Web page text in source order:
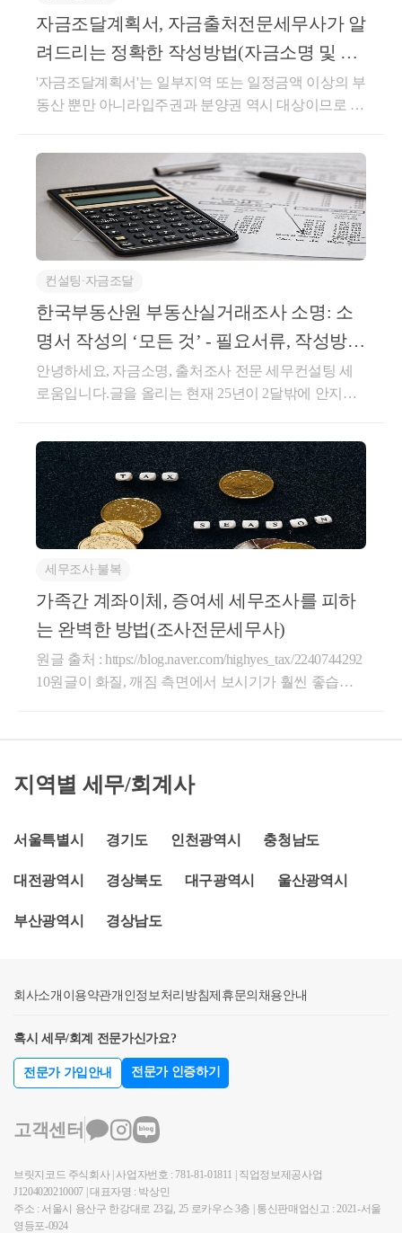
자금조달계획서, 자금출처전문세무사가 알
려드리는 정확한 작성방법(자금소명 및 자
금출처조사 대비)
'자금조달계획서'는 일부지역 또는 일정금액 이상의 부
동산 뿐만 아니라입주권과 분양권 역시 대상이므로 분
입니다.과거에 비해 규제가 강화되고 부동산의 금액이
크게 상승하면서 자금조달계획서의제출대상의 범위
가 넓어졌으며, 자금조달계획서를부동산 거래 소명 및
자금출처조사의 근거자료로 활용되고 있기 때문에출
처금액 산정과 분류에 따른 정확한 작성이 중요합니
다.이번 글은 자금조달계획서제출 의무를 위한자금조
달계획서대상, 자금조달계획서작성방법과 유의사항
등에 대한 내용이며, 세로움에서 집필한책 「코인과
발췌한 글입니다.https://search.shopping.naver.com/book/c
atalog/46406818625?cat_id=50005825&amp;frm=PBOKM
OD&amp;query=%EC%BD%94%EC%9D%B8%EA%B
8%EB%A6%AC%EA%B3%A0+%EC%9E%90%EA%B
8%88%EC%B6%9C%EC%B2%98%EC%A1%B0%EC%
82%AC+%EC%9D%B4%EC%95%BC%EA%B8%B0&a
mp;NaPm=ct%3Dluc457r4%7Cci%3D373b71e062d1be1e3
cefcf340799a0810787fa3f%7Ctr%3Dboknx%7Csn%3D956
94%7Chk%3D8dc58aa6a4d927abc8026a18f61ae362d8320
fe1코인과 세금, 그리고 자금출처조사 이야기 : 네이버
도서네이버 도서 상세정보를 제공합니다.search.shoppi
ng.naver.com1. 자금조달계획서 제출대상 및 작성방법
다음의 거래를 하는 경우 부동산 취득자금 조달 내용
을 구체적으로 기재하는‘주택취득자금 조달 및 입주계
획서’를 작성하여 제출해야 합니다.분양권·입주권의
주택 거래4모든 법인 주택 거래현재 투기과열지구와
것으로 해당 지역에 소재하는 주택을 취득할때 1,2에
지역에서 주택을 취득할때는 3에 따라 6억원이 넘는
주택을 취득할때 자금조달계획서를 제출해야 합니다
출 요구 및 소명을 요구할 수 있도록 「부동산거래신
련 증빙자료를 통해 재산을 취득할 능력 또는 부채를
상환할 능력이 있는지를 판단하며,자금조달계획서 및
증빙자료가 실제와 다른 경우 취득자는 소명요청을 받
을 수 있습니다. 따라서 중요한 것은 자금조달계획서
제출 단계에서 각 취득자금의 출처를 정리하고 명확하
입니다. 또한 자금출처조사공동명의의 경우 각각 출처
금액에 대한 작성이 이루어져야 하는데 이부분은 아래
에서 설명드리고 있습니다.사례1) 주식 또는 코인 매매
컨설팅∙자금조달
한국부동산원 부동산실거래조사 소명: 소
명서 작성의 ‘모든 것’ - 필요서류, 작성방
법, 소명내용, 자금조달계
안녕하세요, 자금소명, 출처조사 전문 세무컨설팅 세
로움입니다.글을 올리는 현재 25년이 2달밖에 안지났
산실거래조사 소명’을 대행해드리고 있습니다.Previou
s imageNext imagePrevious imageNext image저희가 상담
을 통해서 직접 대응하실 수 있도록 가이드 라인을 모
두 제시해드리고 있고, 필요시 소명대응까지 모두 진
행해드리고 있는데요, 실제 상담을 할때주변에서 잘못
된 정보를 듣고 오시는 분들이 많이 계십니다.그래서
오늘은 거래신고소명과 관련하여 많이오해하시는 내
용들에 대해 정정해드리고,실제 소명내용에 들어가야
다.잘못된 내용으로 소명을 하시거나 소명내용이 불충
분하다면자금출처조사의 대상이 될 수 있기 때문에사
례에 맞게 정확한 내용으로 소명하는 것이 매우 중요
합니다.지난 글에서는 실제 소명대응사례를 위주로 자
세히 설명드렸으니 참고해보시면 좋을 것 같습니다.한
례” - 소명서 작성 방법 및 대응방안(자금소명 전문세
로움입니다. 부동산을 취득하신 분들 중에서는 한국부
원의 부동산실거래조사 소명에 대해서 설명드리기 전
대부분은 자금조달계획서를 쓰셨을거에요. 조달계획
대상이 되지 않도록 하는 첫 번째 단추입니다.&lt;1&gt;
작성 방법자금조달계획서를 보시면 구체적인 작성방
법이 친절하게 설명되어 있진 않습니다.예를들어 부동
에 처분대금을 써야하는 것으로 유추가 가능합니다.그
을 상환했다면, 처분대금에는 10억원을 기재할까요?
아니면 취득에 사용 가능한 5억원을 쓰는게 맞을까요?
만약 기존 부동산의 처분이 취득 직전이 아니라 3달전
세무조사∙불복
가족간 계좌이체, 증여세 세무조사를 피하
는 완벽한 방법(조사전문세무사)
원글 출처 : https://blog.naver.com/highyes_tax/2240744292
10원글이 화질, 깨짐 측면에서 보시기가 훨씬 좋습니
이 될 수 있는 기본적인 세무상식일 수 있으니 참고하
시면 좋을 것 같습니다.1.가족간 계좌이체하면 세무조
인가요?3.부부간 계좌이체도 증여인가요?4. 부모님 집
신용카드사용하면 증여인가요?자금출처는 사람마다
마다도 의견이 다를 수 있습니다.저희 의견이 정답이
한 경험이 많고, 성공적으로 대응해오고 있으며, 모든
본적인 방향을 정하시는 데에는 도움이 될 것이라 생
각합니다.[세무컨설팅 세로움 대표 세무사 이상웅]????
'코인과 세금, 그리고 자금출처조사 이야기' 저자????
하나금융투자 자문세무사???? 택스넷 양도, 증여, 상속
nN 등 다수 방송 출연???? 서울청, 중부청 부동산 자금
출처조사 전문1. 가족간 계좌이체하면 세무조사 나오
나요?유튜브나 블로그 글을 보면 가족간 계좌이체하
지역별 세무/회계사
서울특별시 경기도 인천광역시 충청남도
대전광역시 경상북도 대구광역시 울산광역시
부산광역시 경상남도
회사소개 이용약관개인정보처리방침제휴문의 채용안내
혹시 세무/회계 전문가신가요?
전문가 가입안내 전문가 인증하기
고객센터
브릿지코드 주식회사 | 사업자번호 : 781-81-01811 | 직업정보제공사업
J1204020210007 | 대표자명 : 박상민
주소 : 서울시 용산구 한강대로 23길, 25 로카우스 3층 | 통신판매업신고 : 2021-서울
영등포-0924